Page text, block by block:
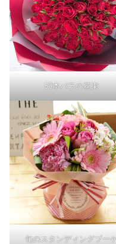
50本バラの花束
旬のスタンディングブー